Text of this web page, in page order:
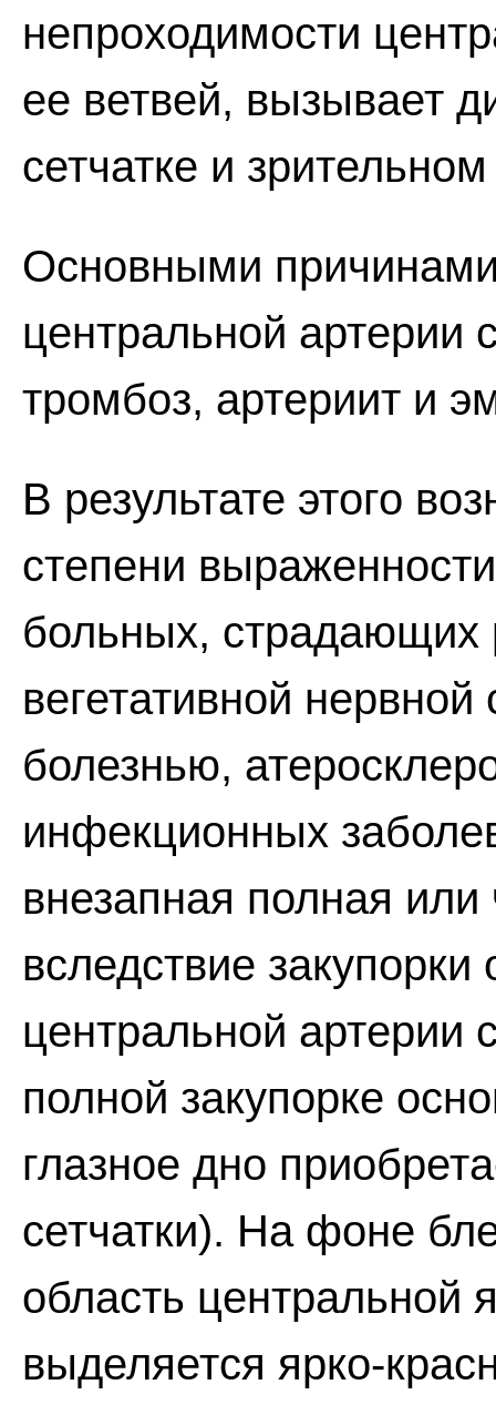
непроходимости
ее ветвей, вызывает
сетчатке и
Основными
центральной артерии
тромбоз, артериит и
В результате этого
степени
больных, страдающих
вегетативной
болезнью,
инфекционных
внезапная полная или
вследствие закупорки
центральной артерии
полной закупорке
глазное дно
сетчатки). На фоне
область центральной
выделяется ярко-